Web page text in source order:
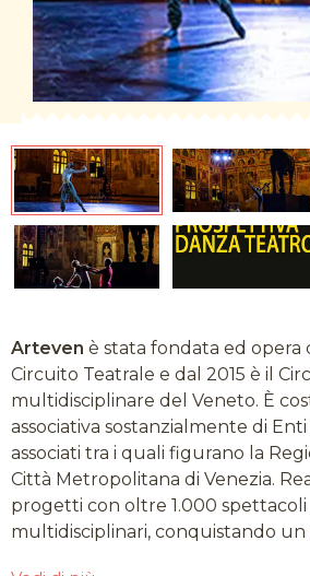
Arteven è stata fondata ed opera
Circuito Teatrale e dal 2015 è il
multidisciplinare del Veneto. È
associativa sostanzialmente di
associati tra i quali figurano la
Città Metropolitana di Venezia.
progetti con oltre 1.000 spettacoli
multidisciplinari, conquistando un